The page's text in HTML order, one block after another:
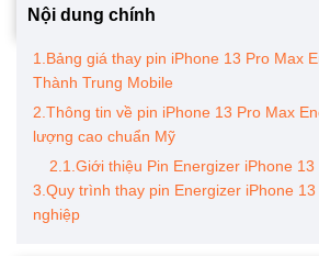
Nội dung chính
1.Bảng giá thay pin iPhone 13 Pro Max
Thành Trung Mobile
2.Thông tin về pin iPhone 13 Pro Max
lượng cao chuẩn Mỹ
2.1.Giới thiệu Pin Energizer iPhone
3.Quy trình thay pin Energizer iPhone
nghiệp